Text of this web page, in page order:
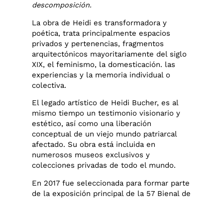
descomposición.
La obra de Heidi es transformadora y
poética, trata principalmente espacios
privados y pertenencias, fragmentos
arquitectónicos mayoritariamente del siglo
XIX, el feminismo, la domesticación. las
experiencias y la memoria individual o
colectiva.
El legado artístico de Heidi Bucher, es al
mismo tiempo un testimonio visionario y
estético, así como una liberación
conceptual de un viejo mundo patriarcal
afectado. Su obra está incluida en
numerosos museos exclusivos y
colecciones privadas de todo el mundo.
En 2017 fue seleccionada para formar parte
de la exposición principal de la 57 Bienal de